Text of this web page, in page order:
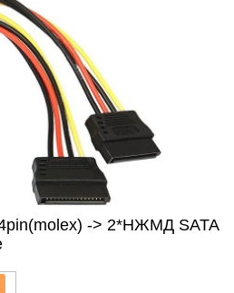
-> 2*НЖМД SATA